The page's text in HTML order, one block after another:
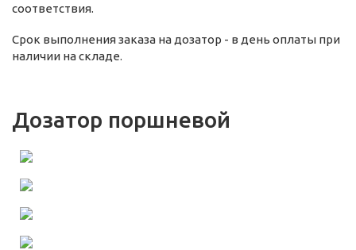
соответствия.
Срок выполнения заказа на дозатор - в день оплаты при
наличии на складе.
Дозатор поршневой